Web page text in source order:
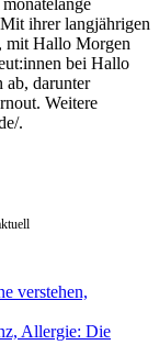
ihrer langjährigen
mit Hallo Morgen
bei Hallo
ab, darunter
Weitere
.
verstehen,
Allergie: Die